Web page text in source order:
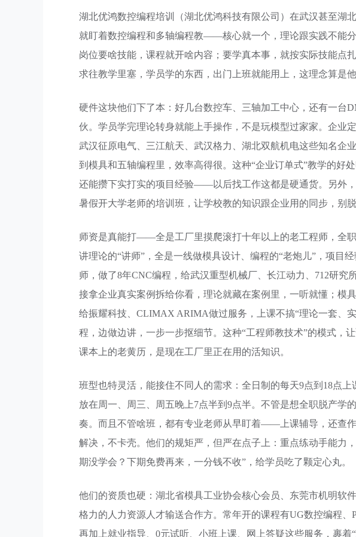
湖北优鸿数控编程培训（湖北优鸿科技有限公司）在武汉甚至湖
就盯着数控编程和多轴编程教——核心就一个，理论跟实践不能
岗位要啥技能，课程就开啥内容；要学真本事，就按实际技能点
求往教学里塞，学员学的东西，出门上班就能用上，这理念算是他
硬件这块他们下了本：好几台数控车、三轴加工中心，还有一
伙。学员学完理论转身就能上手操作，不是玩模型过家家。企业
武汉征原电气、三江航天、武汉格力、湖北双航机电这些知名企
到模具和五轴编程里，效率高得很。这种“企业订单式”教学的好
还能攒下实打实的项目经验——以后找工作这都是硬通货。另外
暑假开大学老师的培训班，让学校教的知识跟企业用的同步，别脱
师资是真能打——全是工厂里摸爬滚打十年以上的老工程师，全
讲理论的“讲师”，全是一线做模具设计、编程的“老炮儿”，项目
师，做了8年CNC编程，给武汉重型机械厂、长江动力、712研究
接拿企业真实案例拆给你看，理论就藏在案例里，一听就懂；模
给振耀科技、CLIMAX ARIMA做过服务，上课不搞“理论一套、
程，边做边讲，一步一步抠细节。这种“工程师教技术”的模式
课本上的老黄历，是现在工厂里正在用的活知识。
班型也特灵活，能接住不同人的需求：全日制的每天9点到18点
放在周一、周三、周五晚上7点半到9点半。不管是想全职脱产学
奏。而且不管啥班，都有专业老师从早盯着——上课辅导，还查
解决，不卡壳。他们的规矩严，但严在点子上：重点练动手能力
期没学会？下期免费再来，一分钱不收”，给学员吃了颗定心丸。
他们的资质也硬：湖北省模具工业协会核心会员、东莞市机明软
格力的人力资源人才输送合作方。常年开的课程有UG数控编程、
再加上就业指导、0元试听、小班上课、网上答疑这些服务，裹